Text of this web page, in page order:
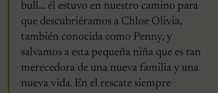
bull… él estuvo en nuestro camino para
que descubriéramos a Chloe Olivia,
también conocida como Penny, y
salvamos a esta pequeña niña que es tan
merecedora de una nueva familia y una
nueva vida. En el rescate siempre